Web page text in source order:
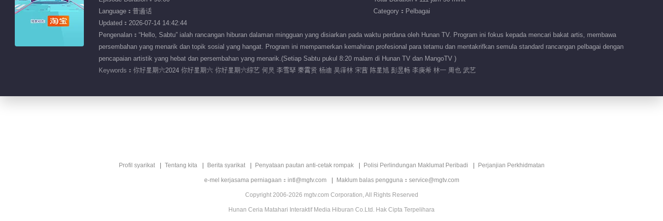
Language：普通话
Category：Pelbagai
Updated：2026-07-14 14:42:44
Pengenalan：“Hello, Sabtu” ialah rancangan hiburan dalaman mingguan yang disiarkan pada waktu perdana oleh Hunan TV. Program ini fokus kepada mencari bakat artis, membawa
persembahan yang menarik dan topik sosial yang hangat. Program ini mempamerkan kemahiran profesional para tetamu dan mentakrifkan semula standard rancangan pelbagai dengan
pencapaian artistik yang hebat dan persembahan yang menarik.(Setiap Sabtu pukul 8:20 malam di Hunan TV dan MangoTV )
Keywords： 你好星期六2024 你好星期六 你好星期六综艺 何炅 李雪琴 秦霄贤 杨迪 吴泽林 宋茜 陈星旭 彭昱畅 李庚希 林一 周也 武艺
Profil syarikat Tentang kita Berita syarikat Penyataan pautan anti-cetak rompak Polisi Perlindungan Maklumat Peribadi Perjanjian Perkhidmatan
e-mel kerjasama perniagaan：intl@mgtv.com Maklum balas pengguna：service@mgtv.com
Copyright 2006-2026 mgtv.com Corporation, All Rights Reserved
Hunan Ceria Matahari Interaktif Media Hiburan Co.Ltd. Hak Cipta Terpelihara